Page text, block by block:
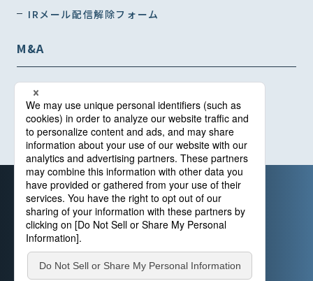
IRメール配信解除フォーム
M&A
インタビュー01
インタビュー02
インタビュー03
カスタマー・ハラスメントに対する基本指針
情報セキュリティ基本方針
個人情報保護方針
特定個人情報取扱方針
Cookie等の利用について